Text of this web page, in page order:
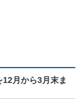
月から3月末ま